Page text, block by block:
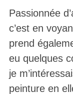
Passionnée
c’est en
prend
eu quelques
je
peinture en